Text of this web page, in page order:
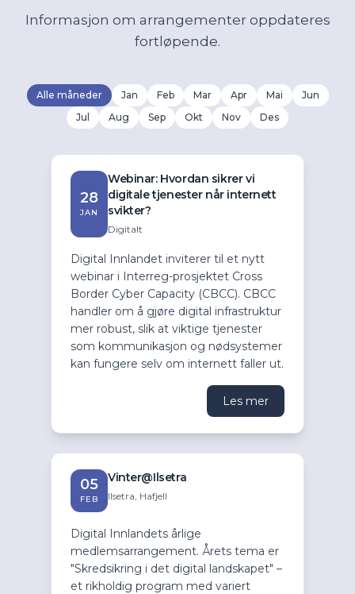
Informasjon om arrangementer oppdateres
fortløpende.
Alle måneder Jan Feb Mar Apr Mai
Jun
Jul
Aug Sep Okt Nov Des
28
JAN
Webinar: Hvordan sikrer vi
digitale tjenester når internett
svikter?
Digitalt
Digital Innlandet inviterer til et nytt
webinar i Interreg-prosjektet Cross
Border Cyber Capacity (CBCC). CBCC
handler om å gjøre digital infrastruktur
mer robust, slik at viktige tjenester
som kommunikasjon og nødsystemer
kan fungere selv om internett faller ut.
Les mer
05
FEB
Vinter@Ilsetra
Ilsetra, Hafjell
Digital Innlandets årlige
medlemsarrangement. Årets tema er
"Skredsikring i det digital landskapet" –
et rikholdig program med variert